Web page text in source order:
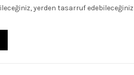
yerden tasarruf